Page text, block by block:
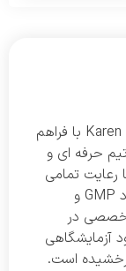
شرکت کارن پویا نوآور با برند تولیدی Karen Lab با فراهم
حرفه ای و
رعایت تمامی
استانداردهای بین المللی از جمله استاندارد GMP و
تخصصی در
آزمایشگاهی
است.